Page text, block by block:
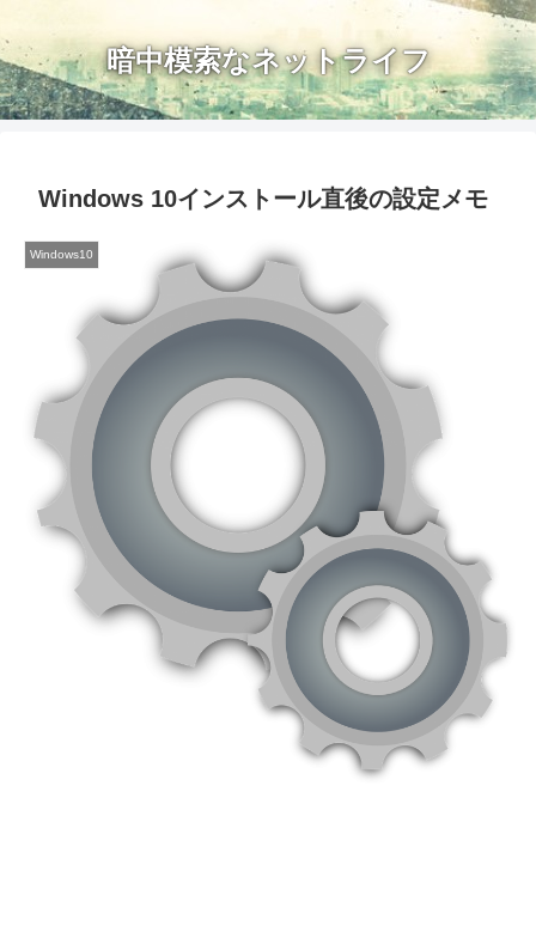
暗中模索なネットライフ
Windows 10インストール直後の設定メモ
Windows10